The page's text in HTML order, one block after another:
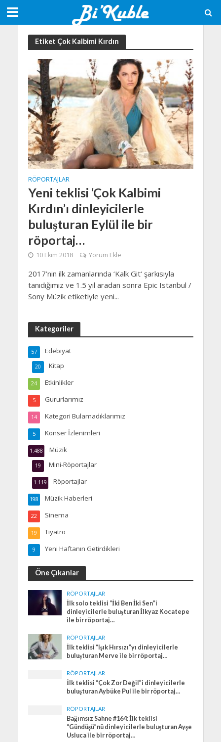
Etiket Çok Kalbimi Kırdın
RÖPORTAJLAR
Yeni teklisi ‘Çok Kalbimi
Kırdın’ı dinleyicilerle
buluşturan Eylül ile bir
röportaj…
10 Ekim 2018 Yorum Ekle
2017’nin ilk zamanlarında ‘Kalk Git‘ şarkısıyla
tanıdığımız ve 1.5 yıl aradan sonra Epic Istanbul /
Sony Müzik etiketiyle yeni...
Kategoriler
Edebiyat
57
Kitap
20
Etkinlikler
24
Gururlarımız
5
Kategori Bulamadıklarımız
14
Konser İzlenimleri
5
Müzik
1.488
Mini-Röportajlar
19
Röportajlar
1.119
Müzik Haberleri
198
Sinema
22
Tiyatro
19
Yeni Haftanın Getirdikleri
9
Öne Çıkanlar
RÖPORTAJLAR
İlk solo teklisi “İki Ben İki Sen”i
dinleyicilerle buluşturan İlkyaz Kocatepe
ile bir röportaj…
RÖPORTAJLAR
İlk teklisi “Işık Hırsızı”yı dinleyicilerle
buluşturan Merve ile bir röportaj…
RÖPORTAJLAR
İlk teklisi “Çok Zor Değil”i dinleyicilerle
buluşturan Aybüke Pul ile bir röportaj…
RÖPORTAJLAR
Bağımsız Sahne #164: İlk teklisi
“Gündüşü”nü dinleyicilerle buluşturan Ayşe
Usluca ile bir röportaj…